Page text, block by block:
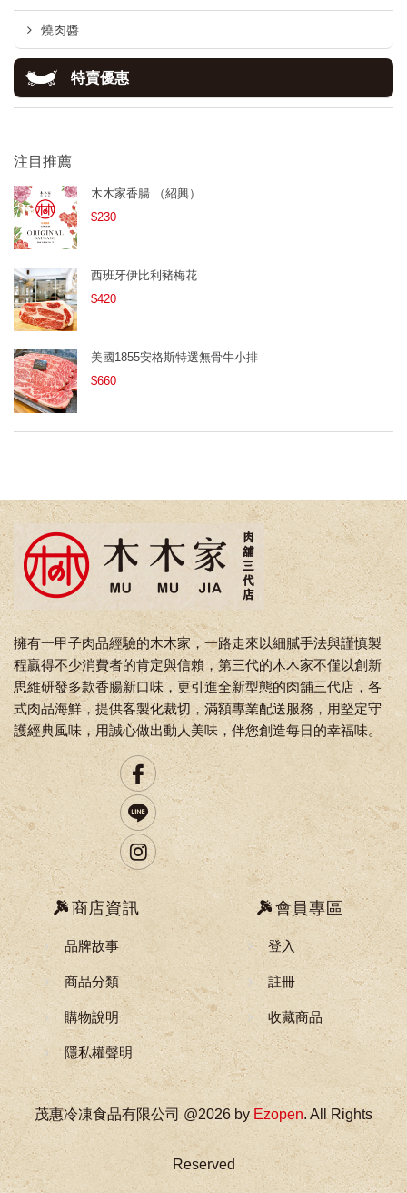
燒肉醬
特賣優惠
注目推薦
木木家香腸 （紹興）
$230
西班牙伊比利豬梅花
$420
美國1855安格斯特選無骨牛小排
$660
擁有一甲子肉品經驗的木木家，一路走來以細膩手法與謹慎製
程贏得不少消費者的肯定與信賴，第三代的木木家不僅以創新
思維研發多款香腸新口味，更引進全新型態的肉舖三代店，各
式肉品海鮮，提供客製化裁切，滿額專業配送服務，用堅定守
護經典風味，用誠心做出動人美味，伴您創造每日的幸福味。
商店資訊
品牌故事
商品分類
購物說明
隱私權聲明
會員專區
登入
註冊
收藏商品
茂惠冷凍食品有限公司 @2026 byEzopen. All Rights
Reserved